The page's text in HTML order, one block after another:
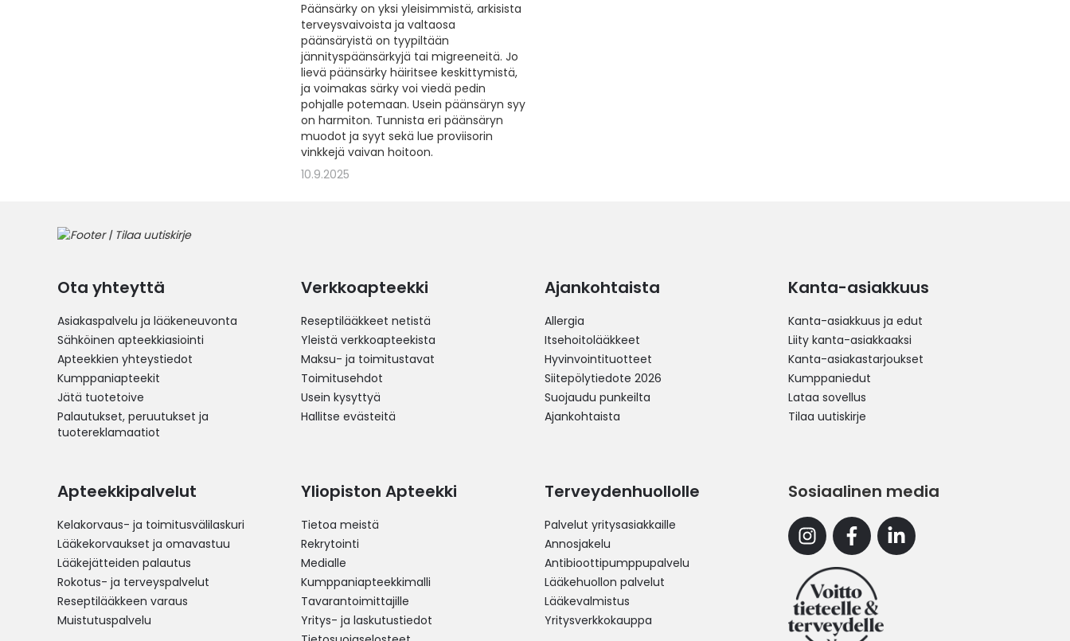
Päänsärky on yksi yleisimmistä, arkisista
terveysvaivoista ja valtaosa
päänsäryistä on tyypiltään
jännityspäänsärkyjä tai migreeneitä. Jo
lievä päänsärky häiritsee keskittymistä,
ja voimakas särky voi viedä pedin
pohjalle potemaan. Usein päänsäryn syy
on harmiton. Tunnista eri päänsäryn
muodot ja syyt sekä lue proviisorin
vinkkejä vaivan hoitoon.
10.9.2025
Ota yhteyttä
Asiakaspalvelu ja lääkeneuvonta
Sähköinen apteekkiasiointi
Apteekkien yhteystiedot
Kumppaniapteekit
Jätä tuotetoive
Palautukset, peruutukset ja
tuotereklamaatiot
Verkkoapteekki
Reseptilääkkeet netistä
Yleistä verkkoapteekista
Maksu- ja toimitustavat
Toimitusehdot
Usein kysyttyä
Hallitse evästeitä
Ajankohtaista
Allergia
Itsehoitolääkkeet
Hyvinvointituotteet
Siitepölytiedote 2026
Suojaudu punkeilta
Ajankohtaista
Kanta-asiakkuus
Kanta-asiakkuus ja edut
Liity kanta-asiakkaaksi
Kanta-asiakastarjoukset
Kumppaniedut
Lataa sovellus
Tilaa uutiskirje
Apteekkipalvelut
Kelakorvaus- ja toimitusvälilaskuri
Lääkekorvaukset ja omavastuu
Lääkejätteiden palautus
Rokotus- ja terveyspalvelut
Reseptilääkkeen varaus
Muistutuspalvelu
Yliopiston Apteekki
Tietoa meistä
Rekrytointi
Medialle
Kumppaniapteekkimalli
Tavarantoimittajille
Yritys- ja laskutustiedot
Terveydenhuollolle
Palvelut yritysasiakkaille
Annosjakelu
Antibioottipumppupalvelu
Lääkehuollon palvelut
Lääkevalmistus
Yritysverkkokauppa
Sosiaalinen media
InstagramFacebookLinkedin